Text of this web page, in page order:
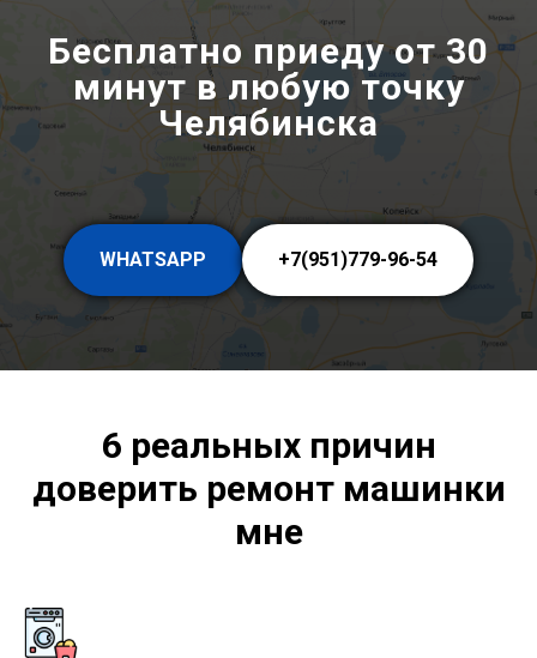
Бесплатно приеду от 30
минут в любую точку
Челябинска
WHATSAPP +7(951)779-96-54
6 реальных причин
доверить ремонт машинки
мне